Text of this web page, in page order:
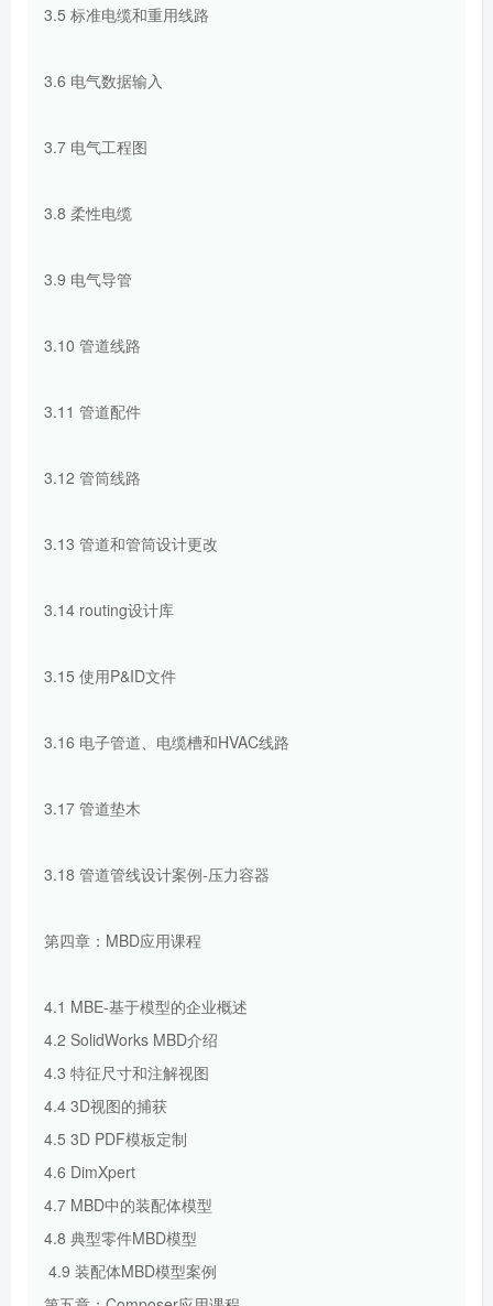
3.5 标准电缆和重用线路
3.6 电气数据输入
3.7 电气工程图
3.8 柔性电缆
3.9 电气导管
3.10 管道线路
3.11 管道配件
3.12 管筒线路
3.13 管道和管筒设计更改
3.14 routing设计库
3.15 使用P&ID文件
3.16 电子管道、电缆槽和HVAC线路
3.17 管道垫木
3.18 管道管线设计案例-压力容器
第四章：MBD应用课程
4.1 MBE-基于模型的企业概述
4.2 SolidWorks MBD介绍
4.3 特征尺寸和注解视图
4.4 3D视图的捕获
4.5 3D PDF模板定制
4.6 DimXpert
4.7 MBD中的装配体模型
4.8 典型零件MBD模型
4.9 装配体MBD模型案例